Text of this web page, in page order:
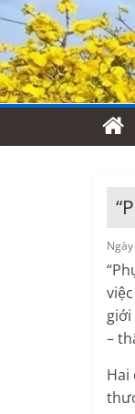
–
Hai